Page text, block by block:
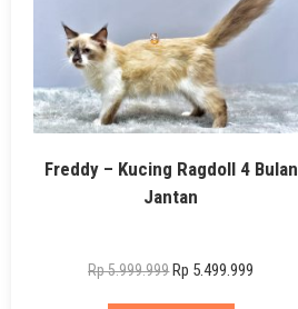
Freddy – Kucing Ragdoll 4 Bulan
Jantan
Rp5.999.999Rp 5.499.999